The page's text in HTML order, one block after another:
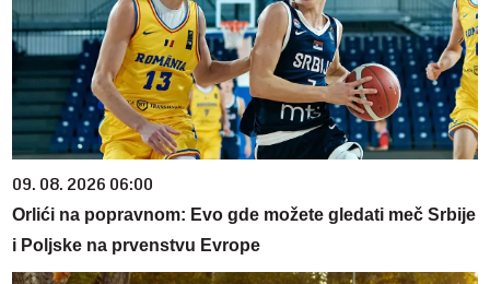
09. 08. 2026 06:00
Orlići na popravnom: Evo gde možete gledati meč Srbije
i Poljske na prvenstvu Evrope